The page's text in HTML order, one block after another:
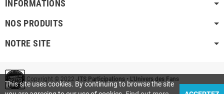
INFORMATIONS
NOS PRODUITS
NOTRE SITE
Copyright © 2022 JTS Participations • L'Univers des Fans
This site uses cookies. By continuing to browse the site